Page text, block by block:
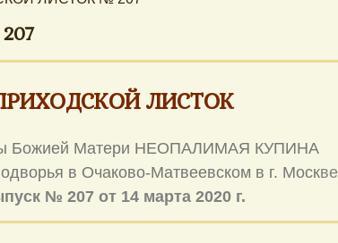
ЛИСТОК
Божией Матери НЕОПАЛИМАЯ КУПИНА
в Очаково-Матвеевском в г. Москве
№ 207 от 14 марта 2020 г.